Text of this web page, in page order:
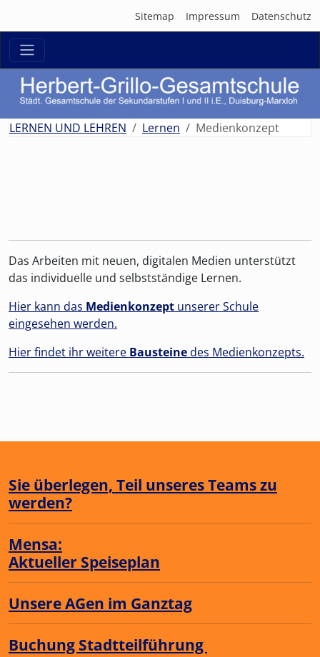
Sitemap Impressum Datenschutz
zurück
LERNEN UND LEHREN
Lernen Medienkonzept
Sie überlegen, Teil unseres Teams zu
werden?
Mensa:
Aktueller Speiseplan
Unsere AGen im Ganztag
Buchung Stadtteilführung
Das Arbeiten mit neuen, digitalen Medien unterstützt
das individuelle und selbstständige Lernen.
Hier kann das Medienkonzept unserer Schule
eingesehen werden.
Hier findet ihr weitere Bausteinedes Medienkonzepts.